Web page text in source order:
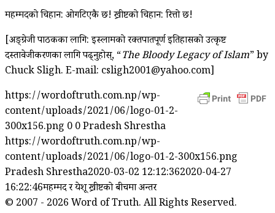
महम्मदको चिहान: ओगटिएकै छ! ख्रीष्टको चिहान: रित्तो छ!
[अङ्ग्रेजी पाठकका लागि: इस्लामको रक्तपातपूर्ण इतिहासको उत्कृष्ट
दस्तावेजीकरणका लागि पढ्नुहोस्, “The Bloody Legacy of Islam” by
Chuck Sligh. E-mail: csligh2001@yahoo.com]
https://wordoftruth.com.np/wp-
content/uploads/2021/06/logo-01-2-
300x156.png 0 0Pradesh Shrestha
https://wordoftruth.com.np/wp-
content/uploads/2021/06/logo-01-2-300x156.png
Pradesh Shrestha2020-03-02 12:12:362020-04-27
16:22:46महम्मद र येशू ख्रीष्टको बीचमा अन्तर
© 2007 - 2026 Word of Truth. All Rights Reserved.